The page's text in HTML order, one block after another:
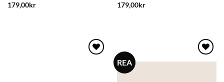
179,00kr 179,00kr
REA